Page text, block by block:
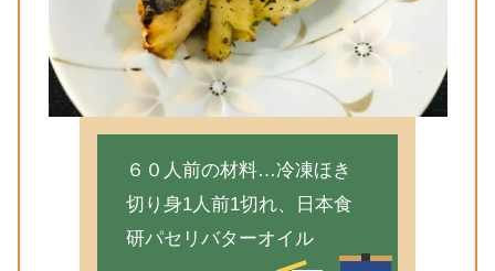
６０人前の材料…冷凍ほき
切り身1人前1切れ、日本食
研パセリバターオイル